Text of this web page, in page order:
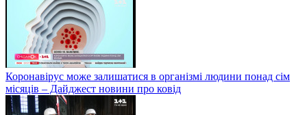
Коронавірус може залишатися в організмі людини понад сім
місяців – Дайджест новини про ковід